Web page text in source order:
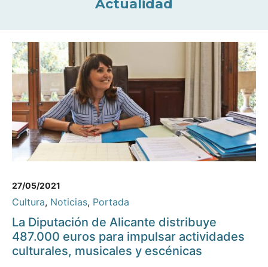
Actualidad
27/05/2021
Cultura, Noticias, Portada
La Diputación de Alicante distribuye
487.000 euros para impulsar actividades
culturales, musicales y escénicas